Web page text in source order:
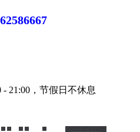
21:00，节假日不休息